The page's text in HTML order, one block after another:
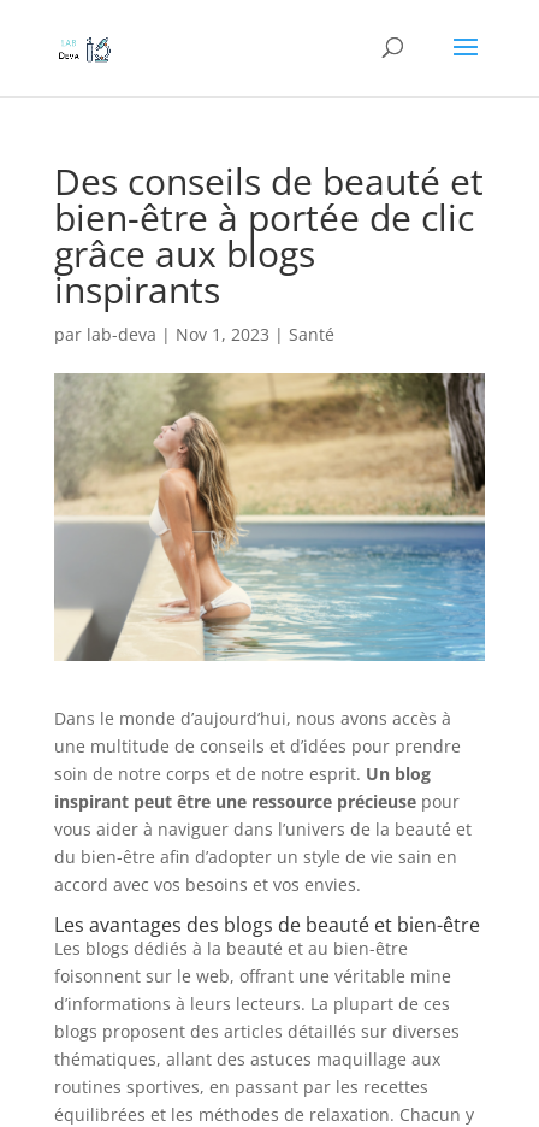
Des conseils de beauté et
bien-être à portée de clic
grâce aux blogs
inspirants
par lab-deva | Nov 1, 2023 | Santé
Dans le monde d’aujourd’hui, nous avons accès à
une multitude de conseils et d’idées pour prendre
soin de notre corps et de notre esprit. Un blog
inspirant peut être une ressource précieusepour
vous aider à naviguer dans l’univers de la beauté et
du bien-être afin d’adopter un style de vie sain en
accord avec vos besoins et vos envies.
Les avantages des blogs de beauté et bien-être
Les blogs dédiés à la beauté et au bien-être
foisonnent sur le web, offrant une véritable mine
d’informations à leurs lecteurs. La plupart de ces
blogs proposent des articles détaillés sur diverses
thématiques, allant des astuces maquillage aux
routines sportives, en passant par les recettes
équilibrées et les méthodes de relaxation. Chacun y